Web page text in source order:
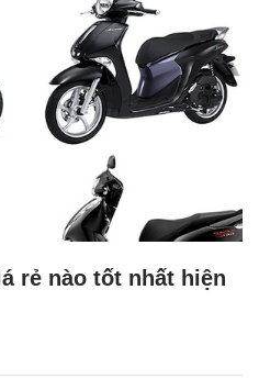
rẻ nào tốt nhất hiện